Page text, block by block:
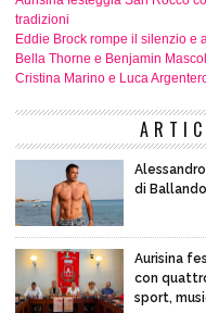
tradizioni
Eddie Brock rompe il silenzio e
Bella Thorne e Benjamin
Cristina Marino e Luca
di
Aurisina
con
sport,